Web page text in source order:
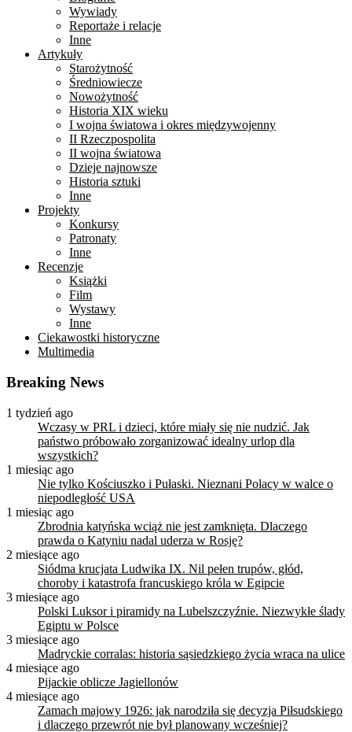
Wywiady
Reportaże i relacje
Inne
Artykuły
Starożytność
Średniowiecze
Nowożytność
Historia XIX wieku
I wojna światowa i okres międzywojenny
II Rzeczpospolita
II wojna światowa
Dzieje najnowsze
Historia sztuki
Inne
Projekty
Konkursy
Patronaty
Inne
Recenzje
Książki
Film
Wystawy
Inne
Ciekawostki historyczne
Multimedia
Breaking News
1 tydzień ago
Wczasy w PRL i dzieci, które miały się nie nudzić. Jak
państwo próbowało zorganizować idealny urlop dla
wszystkich?
1 miesiąc ago
Nie tylko Kościuszko i Pułaski. Nieznani Polacy w walce o
niepodległość USA
1 miesiąc ago
Zbrodnia katyńska wciąż nie jest zamknięta. Dlaczego
prawda o Katyniu nadal uderza w Rosję?
2 miesiące ago
Siódma krucjata Ludwika IX. Nil pełen trupów, głód,
choroby i katastrofa francuskiego króla w Egipcie
3 miesiące ago
Polski Luksor i piramidy na Lubelszczyźnie. Niezwykłe ślady
Egiptu w Polsce
3 miesiące ago
Madryckie corralas: historia sąsiedzkiego życia wraca na ulice
4 miesiące ago
Pijackie oblicze Jagiellonów
4 miesiące ago
Zamach majowy 1926: jak narodziła się decyzja Piłsudskiego
i dlaczego przewrót nie był planowany wcześniej?